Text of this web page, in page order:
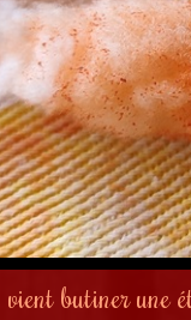
butiner une